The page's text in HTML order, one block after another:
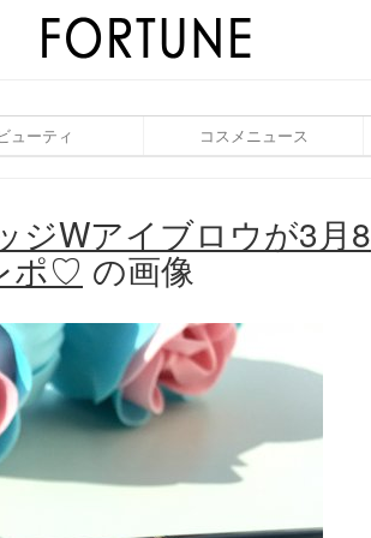
ューティ コスメニュース
ジWアイブロウが3月8
ポ♡ の画像